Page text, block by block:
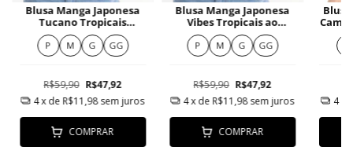
Blusa Manga Japonesa
Tucano Tropicais
Vibrantes
P M G GG
R$59,90 R$47,92
4x de R$11,98 sem juros
COMPRAR
Blusa Manga Japonesa
Vibes Tropicais ao
Entardecer
P M G GG
R$59,90 R$47,92
4x de R$11,98sem juros
COMPRAR
4